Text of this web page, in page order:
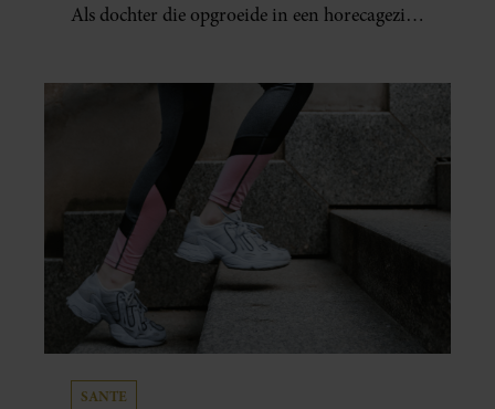
Als dochter die opgroeide in een horecagezin
SANTE